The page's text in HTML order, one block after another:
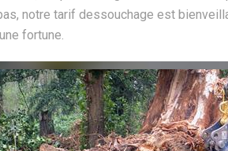
notre tarif dessouchage est
fortune.